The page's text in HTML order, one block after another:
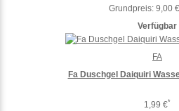
Grundpreis: 9,00
Verfügbar
Fa Duschgel Daiquiri
1,99 €*
FA